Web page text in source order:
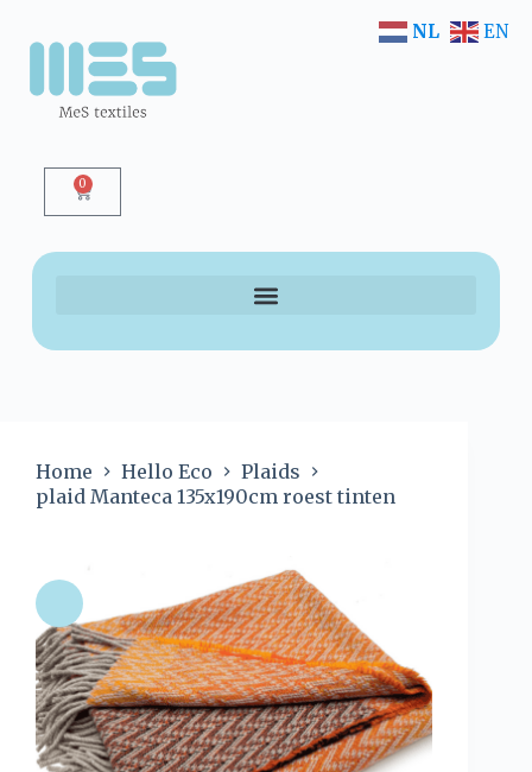
0
Home Hello Eco
Plaids
plaid Manteca 135x190cm roest tinten
NL EN